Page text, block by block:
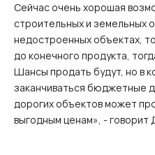
Сейчас очень хорошая
строительных и земельных
недостроенных объектах,
до конечного продукта,
Шансы продать будут, но в
заканчиваться бюджетные
дорогих объектов может
выгодным ценам», - говорит